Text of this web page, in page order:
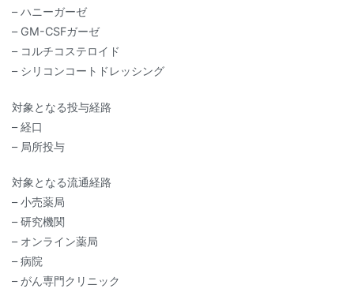
– ハニーガーゼ
– GM-CSFガーゼ
– コルチコステロイド
– シリコンコートドレッシング
対象となる投与経路
– 経口
– 局所投与
対象となる流通経路
– 小売薬局
– 研究機関
– オンライン薬局
– 病院
– がん専門クリニック